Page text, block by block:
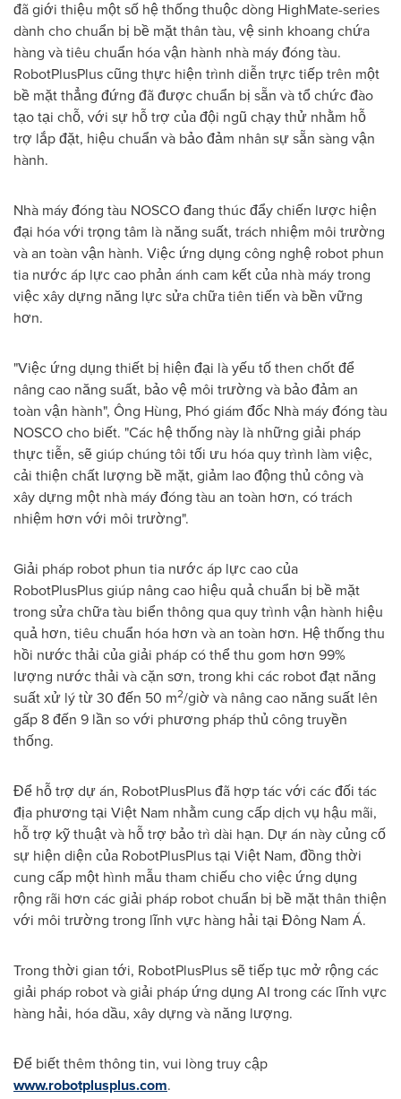
đã giới thiệu một số hệ thống thuộc dòng HighMate-series
dành cho chuẩn bị bề mặt thân tàu, vệ sinh khoang chứa
hàng và tiêu chuẩn hóa vận hành nhà máy đóng tàu.
RobotPlusPlus cũng thực hiện trình diễn trực tiếp trên một
bề mặt thẳng đứng đã được chuẩn bị sẵn và tổ chức đào
tạo tại chỗ, với sự hỗ trợ của đội ngũ chạy thử nhằm hỗ
trợ lắp đặt, hiệu chuẩn và bảo đảm nhân sự sẵn sàng vận
hành.
Nhà máy đóng tàu NOSCO đang thúc đẩy chiến lược hiện
đại hóa với trọng tâm là năng suất, trách nhiệm môi trường
và an toàn vận hành. Việc ứng dụng công nghệ robot phun
tia nước áp lực cao phản ánh cam kết của nhà máy trong
việc xây dựng năng lực sửa chữa tiên tiến và bền vững
hơn.
"Việc ứng dụng thiết bị hiện đại là yếu tố then chốt để
nâng cao năng suất, bảo vệ môi trường và bảo đảm an
toàn vận hành", Ông Hùng, Phó giám đốc Nhà máy đóng tàu
NOSCO cho biết. "Các hệ thống này là những giải pháp
thực tiễn, sẽ giúp chúng tôi tối ưu hóa quy trình làm việc,
cải thiện chất lượng bề mặt, giảm lao động thủ công và
xây dựng một nhà máy đóng tàu an toàn hơn, có trách
nhiệm hơn với môi trường".
Giải pháp robot phun tia nước áp lực cao của
RobotPlusPlus giúp nâng cao hiệu quả chuẩn bị bề mặt
trong sửa chữa tàu biển thông qua quy trình vận hành hiệu
quả hơn, tiêu chuẩn hóa hơn và an toàn hơn. Hệ thống thu
hồi nước thải của giải pháp có thể thu gom hơn 99%
lượng nước thải và cặn sơn, trong khi các robot đạt năng
suất xử lý từ 30 đến 50 m2/giờ và nâng cao năng suất lên
gấp 8 đến 9 lần so với phương pháp thủ công truyền
thống.
Để hỗ trợ dự án, RobotPlusPlus đã hợp tác với các đối tác
địa phương tại Việt Nam nhằm cung cấp dịch vụ hậu mãi,
hỗ trợ kỹ thuật và hỗ trợ bảo trì dài hạn. Dự án này củng cố
sự hiện diện của RobotPlusPlus tại Việt Nam, đồng thời
cung cấp một hình mẫu tham chiếu cho việc ứng dụng
rộng rãi hơn các giải pháp robot chuẩn bị bề mặt thân thiện
với môi trường trong lĩnh vực hàng hải tại Đông Nam Á.
Trong thời gian tới, RobotPlusPlus sẽ tiếp tục mở rộng các
giải pháp robot và giải pháp ứng dụng AI trong các lĩnh vực
hàng hải, hóa dầu, xây dựng và năng lượng.
Để biết thêm thông tin, vui lòng truy cập
www.robotplusplus.com.